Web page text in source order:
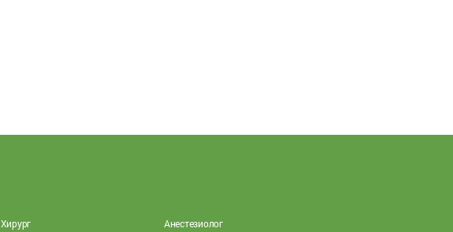
Хирург
Анестезиолог